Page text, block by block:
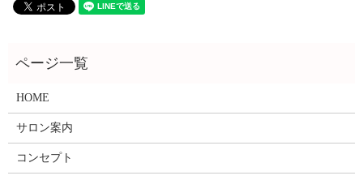
HOME
サロン案内
コンセプト